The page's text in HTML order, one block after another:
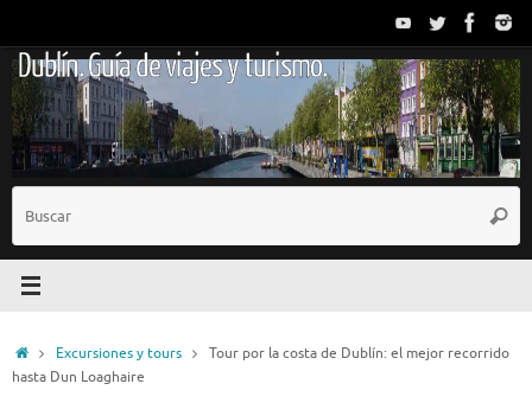
contenido
Dublín. Guía de viajes y turismo.
InicioExcursiones y tours
Tour por la costa de Dublín: el mejor recorrido
hasta Dun Loaghaire